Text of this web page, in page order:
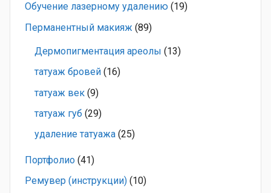
Обучение лазерному удалению (19)
Перманентный макияж (89)
Дермопигментация ареолы (13)
татуаж бровей (16)
татуаж век (9)
татуаж губ (29)
удаление татуажа (25)
Портфолио (41)
Ремувер (инструкции) (10)